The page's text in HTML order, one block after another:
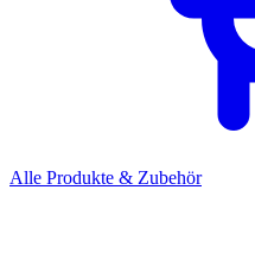
Alle Produkte & Zubehör